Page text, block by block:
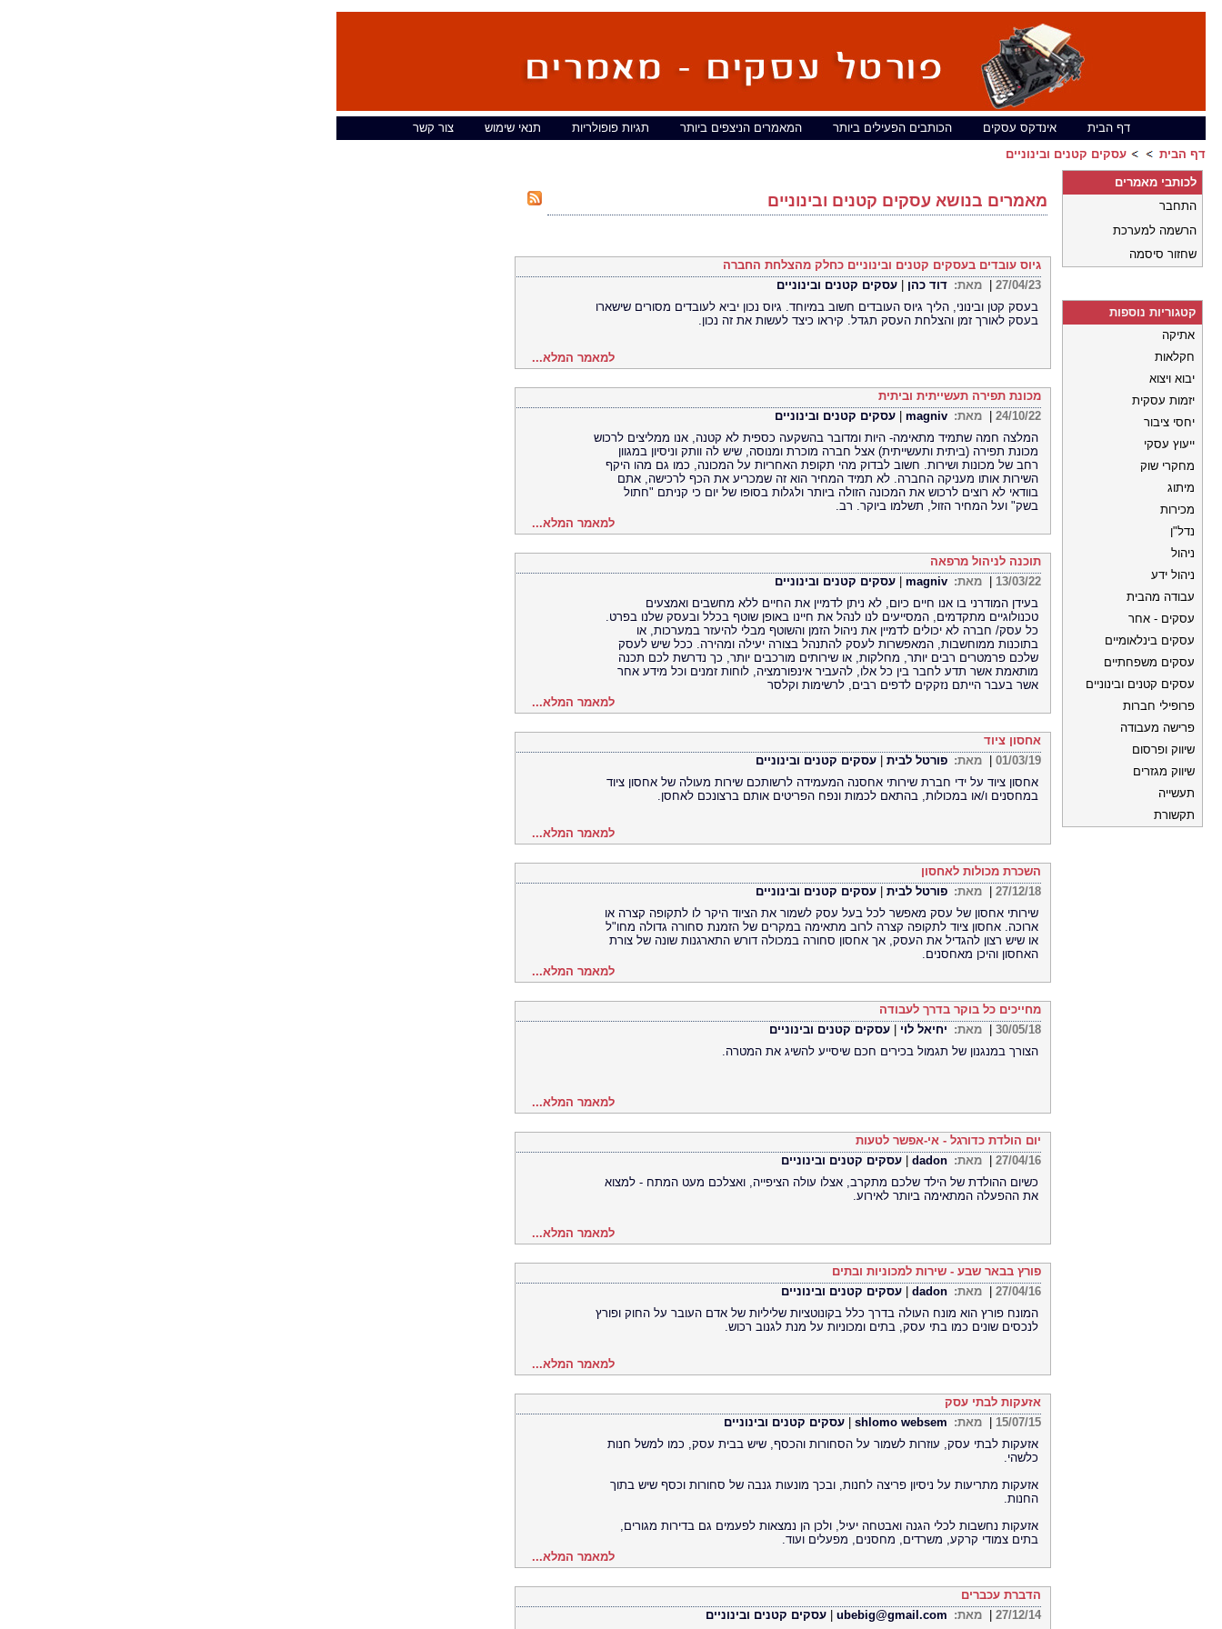
דף הבית אינדקס עסקים הכותבים הפעילים ביותר המאמרים הניצפים ביותר תגיות פופולריות תנאי שימוש
צור קשר
דף הבית
עסקים קטנים ובינוניים
מאמרים בנושא עסקים קטנים ובינוניים
גיוס עובדים בעסקים קטנים ובינוניים כחלק מהצלחת החברה
27/04/23
מאת: דוד כהן
עסקים קטנים ובינוניים
בעסק קטן ובינוני, הליך גיוס העובדים חשוב במיוחד. גיוס נכון יביא לעובדים מסורים שישארו
בעסק לאורך זמן והצלחת העסק תגדל. קיראו כיצד לעשות את זה נכון.
למאמר המלא...
מכונת תפירה תעשייתית וביתית
24/10/22
מאת: magniv
עסקים קטנים ובינוניים
המלצה חמה שתמיד מתאימה- היות ומדובר בהשקעה כספית לא קטנה, אנו ממליצים לרכוש
מכונת תפירה (ביתית ותעשייתית) אצל חברה מוכרת ומנוסה, שיש לה וותק וניסיון במגוון
רחב של מכונות ושירות. חשוב לבדוק מהי תקופת האחריות על המכונה, כמו גם מהו היקף
השירות אותו מעניקה החברה. לא תמיד המחיר הוא זה שמכריע את הכף לרכישה, אתם
בוודאי לא רוצים לרכוש את המכונה הזולה ביותר ולגלות בסופו של יום כי קניתם "חתול
בשק" ועל המחיר הזול, תשלמו ביוקר. רב.
למאמר המלא...
תוכנה לניהול מרפאה
13/03/22
מאת: magniv
עסקים קטנים ובינוניים
בעידן המודרני בו אנו חיים כיום, לא ניתן לדמיין את החיים ללא מחשבים ואמצעים
טכנולוגיים מתקדמים, המסייעים לנו לנהל את חיינו באופן שוטף בכלל ובעסק שלנו בפרט.
כל עסק/ חברה לא יכולים לדמיין את ניהול הזמן והשוטף מבלי להיעזר במערכות, או
בתוכנות ממוחשבות, המאפשרות לעסק להתנהל בצורה יעילה ומהירה. ככל שיש לעסק
שלכם פרמטרים רבים יותר, מחלקות, או שירותים מורכבים יותר, כך נדרשת לכם תכנה
מותאמת אשר תדע לחבר בין כל אלו, להעביר אינפורמציה, לוחות זמנים וכל מידע אחר
אשר בעבר הייתם נזקקים לדפים רבים, לרשימות וקלסר
למאמר המלא...
אחסון ציוד
01/03/19
מאת: פורטל לבית
עסקים קטנים ובינוניים
אחסון ציוד על ידי חברת שירותי אחסנה המעמידה לרשותכם שירות מעולה של אחסון ציוד
במחסנים ו/או במכולות, בהתאם לכמות ונפח הפריטים אותם ברצונכם לאחסן.
למאמר המלא...
השכרת מכולות לאחסון
27/12/18
מאת: פורטל לבית
עסקים קטנים ובינוניים
שירותי אחסון של עסק מאפשר לכל בעל עסק לשמור את הציוד היקר לו לתקופה קצרה או
ארוכה. אחסון ציוד לתקופה קצרה לרוב מתאימה במקרים של הזמנת סחורה גדולה מחו"ל
או שיש רצון להגדיל את העסק, אך אחסון סחורה במכולה דורש התארגנות שונה של צורת
האחסון והיכן מאחסנים.
למאמר המלא...
מחייכים כל בוקר בדרך לעבודה
30/05/18
מאת: יחיאל לוי
עסקים קטנים ובינוניים
הצורך במנגנון של תגמול בכירים חכם שיסייע להשיג את המטרה.
למאמר המלא...
יום הולדת כדורגל - אי-אפשר לטעות
27/04/16
מאת: dadon
עסקים קטנים ובינוניים
כשיום ההולדת של הילד שלכם מתקרב, אצלו עולה הציפייה, ואצלכם מעט המתח - למצוא
את ההפעלה המתאימה ביותר לאירוע.
למאמר המלא...
פורץ בבאר שבע - שירות למכוניות ובתים
27/04/16
מאת: dadon
עסקים קטנים ובינוניים
המונח פורץ הוא מונח העולה בדרך כלל בקונוטציות שליליות של אדם העובר על החוק ופורץ
לנכסים שונים כמו בתי עסק, בתים ומכוניות על מנת לגנוב רכוש.
למאמר המלא...
אזעקות לבתי עסק
15/07/15
מאת: shlomo websem
עסקים קטנים ובינוניים
אזעקות לבתי עסק, עוזרות לשמור על הסחורות והכסף, שיש בבית עסק, כמו למשל חנות
כלשהי.
אזעקות מתריעות על ניסיון פריצה לחנות, ובכך מונעות גנבה של סחורות וכסף שיש בתוך
החנות.
אזעקות נחשבות לכלי הגנה ואבטחה יעיל, ולכן הן נמצאות לפעמים גם בדירות מגורים,
בתים צמודי קרקע, משרדים, מחסנים, מפעלים ועוד.
למאמר המלא...
הדברת עכברים
27/12/14
מאת: ubebig@gmail.com עסקים קטנים ובינוניים
לכותבי מאמרים
התחבר
הרשמה למערכת
שחזור סיסמה
קטגוריות נוספות
אתיקה
חקלאות
יבוא ויצוא
יזמות עסקית
יחסי ציבור
ייעוץ עסקי
מחקרי שוק
מיתוג
מכירות
נדל"ן
ניהול
ניהול ידע
עבודה מהבית
עסקים - אחר
עסקים בינלאומיים
עסקים משפחתיים
עסקים קטנים ובינוניים
פרופילי חברות
פרישה מעבודה
שיווק ופרסום
שיווק מגזרים
תעשייה
תקשורת